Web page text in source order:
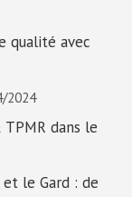
qualité avec
2024
TPMR dans le
le Gard : de